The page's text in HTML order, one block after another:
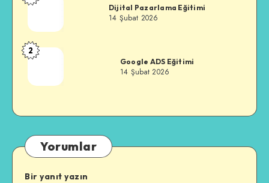
Dijital Pazarlama Eğitimi
14 Şubat 2026
Özkan
2
Google ADS Eğitimi
14 Şubat 2026
Yorumlar
Bir yanıt yazın